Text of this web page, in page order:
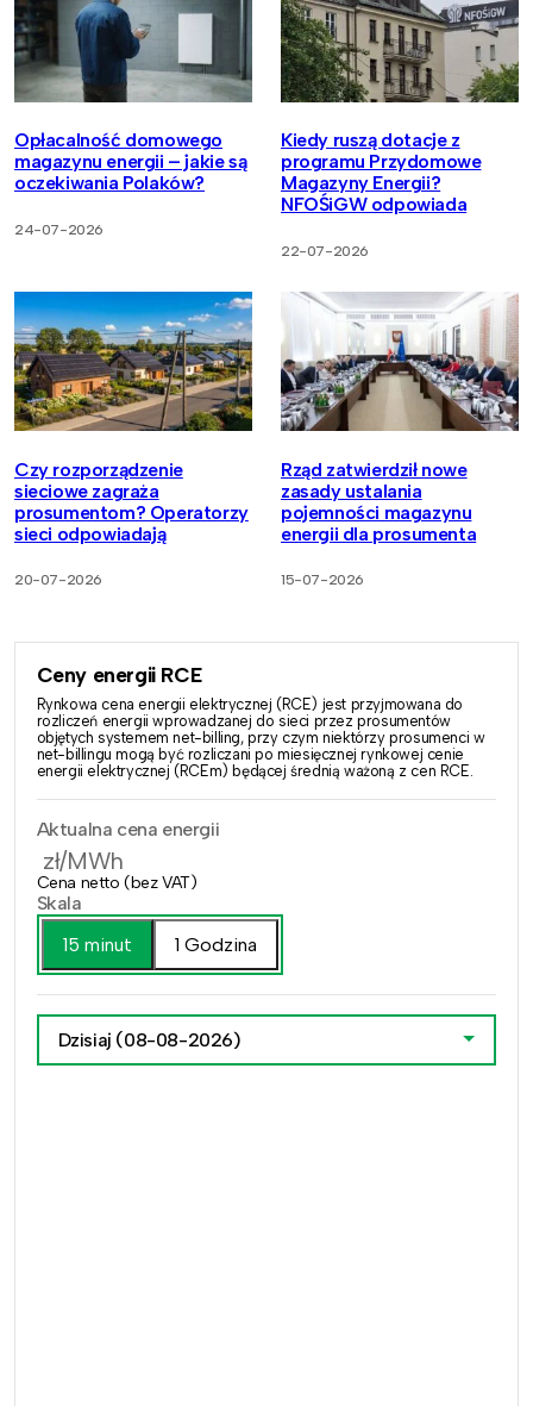
Opłacalność domowego
magazynu energii – jakie są
oczekiwania Polaków?
24-07-2026
Kiedy ruszą dotacje z
programu Przydomowe
Magazyny Energii?
NFOŚiGW odpowiada
22-07-2026
Czy rozporządzenie
sieciowe zagraża
prosumentom? Operatorzy
sieci odpowiadają
20-07-2026
Rząd zatwierdził nowe
zasady ustalania
pojemności magazynu
energii dla prosumenta
15-07-2026
Ceny energii RCE
Rynkowa cena energii elektrycznej (RCE) jest przyjmowana do
rozliczeń energii wprowadzanej do sieci przez prosumentów
objętych systemem net-billing, przy czym niektórzy prosumenci w
net-billingu mogą być rozliczani po miesięcznej rynkowej cenie
energii elektrycznej (RCEm) będącej średnią ważoną z cen RCE.
Aktualna cena energii
zł/MWh
Cena netto (bez VAT)
Skala
15 minut
1 Godzina
Dzisiaj (08-08-2026)